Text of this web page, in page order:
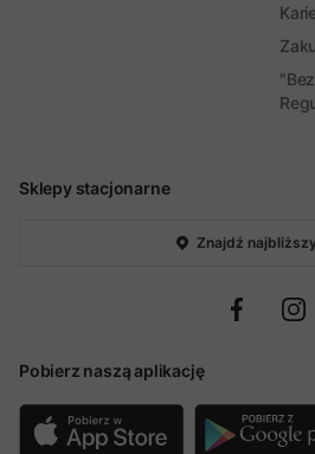
Sklepy stacjonarne
Znajdź
Pobierz naszą aplikację